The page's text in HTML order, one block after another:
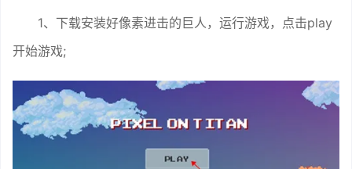
1、下载安装好像素进击的巨人，运行游戏，点击play
开始游戏;